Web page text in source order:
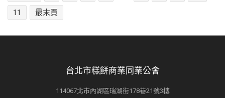
11
最末頁
台北市糕餅商業同業公會
114067北市內湖區瑞湖街178巷21號3樓